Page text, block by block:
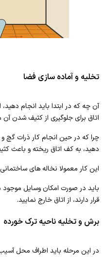
تخلیه و آماده سازی فضا
آن چه که در ابتدا باید انجام
اتاق برای جلوگیری از کثیف شدن
چرا که در حین انجام کار ذرات گچ و
دهید، به کف اتاق ریخته و باعث
این کار معمولا نخاله های
باید در صورت امکان وسایل
قرار دارند، از اتاق خارج نمایید.
برش و تخلیه ناحیه ترک خورده
در این مرحله باید اطراف محل